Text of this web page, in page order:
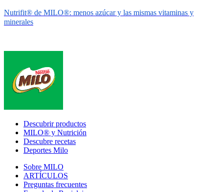
Nutrifit® de MILO®: menos azúcar y las mismas vitaminas y
minerales
Footer
Descubrir productos
MILO® y Nutrición
Descubre recetas
Deportes Milo
Sobre MILO
ARTÍCULOS
Preguntas frecuentes